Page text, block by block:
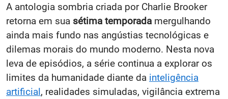
A antologia sombria criada por Charlie Brooker
retorna em sua sétima temporada mergulhando
ainda mais fundo nas angústias tecnológicas e
dilemas morais do mundo moderno. Nesta nova
leva de episódios, a série continua a explorar os
limites da humanidade diante da inteligência
artificial, realidades simuladas, vigilância extrema